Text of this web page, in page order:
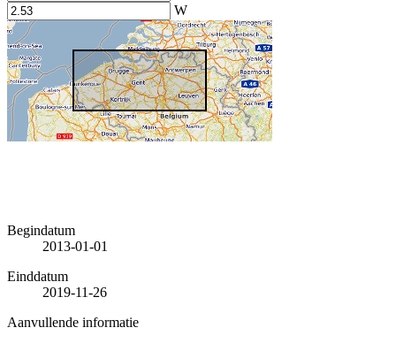
W
Begindatum
2013-01-01
Einddatum
2019-11-26
Aanvullende informatie